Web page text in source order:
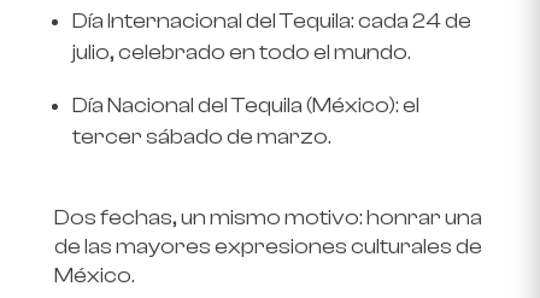
Día Internacional del Tequila: cada 24 de
julio, celebrado en todo el mundo.
Día Nacional del Tequila (México): el
tercer sábado de marzo.
Dos fechas, un mismo motivo: honrar una
de las mayores expresiones culturales de
México.